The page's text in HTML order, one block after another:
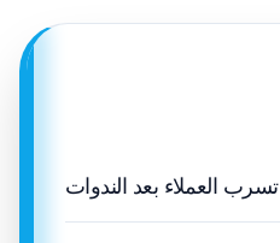
تسرب العملاء بعد الندوات